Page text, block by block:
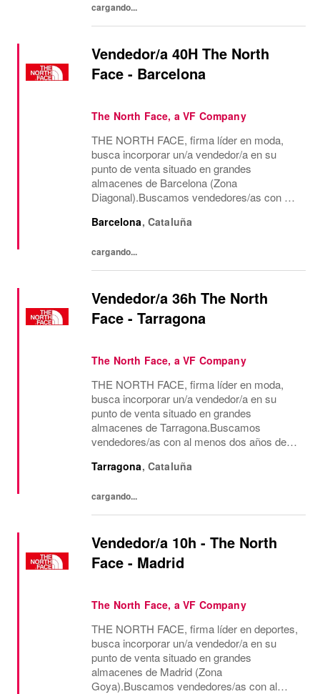
cargando...
Vendedor/a 40H The North
Face - Barcelona
The North Face, a VF Company
THE NORTH FACE, firma líder en moda,
busca incorporar un/a vendedor/a en su
punto de venta situado en grandes
almacenes de Barcelona (Zona
Diagonal).Buscamos vendedores/as con al
moda, consecución de objetivos
gestión...
Barcelona, Cataluña
cargando...
Vendedor/a 36h The North
Face - Tarragona
The North Face, a VF Company
THE NORTH FACE, firma líder en moda,
busca incorporar un/a vendedor/a en su
punto de venta situado en grandes
almacenes de Tarragona.Buscamos
vendedores/as con al menos dos años de
de objetivos comerciales, recepción de
Tarragona, Cataluña
cargando...
Vendedor/a 10h - The North
Face - Madrid
The North Face, a VF Company
THE NORTH FACE, firma líder en deportes,
busca incorporar un/a vendedor/a en su
punto de venta situado en grandes
almacenes de Madrid (Zona
Goya).Buscamos vendedores/as con al